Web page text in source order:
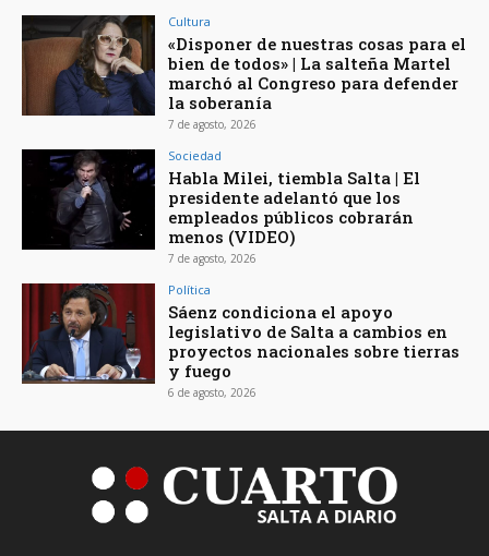
Cultura
«Disponer de nuestras cosas para el
bien de todos» | La salteña Martel
marchó al Congreso para defender
la soberanía
7 de agosto, 2026
Sociedad
Habla Milei, tiembla Salta | El
presidente adelantó que los
empleados públicos cobrarán
menos (VIDEO)
7 de agosto, 2026
Política
Sáenz condiciona el apoyo
legislativo de Salta a cambios en
proyectos nacionales sobre tierras
y fuego
6 de agosto, 2026